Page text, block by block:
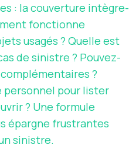
: la couverture intègre-
fonctionne
usagés ? Quelle est
de sinistre ? Pouvez-
?
personnel pour lister
? Une formule
épargne frustrantes
sinistre.